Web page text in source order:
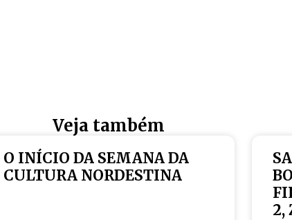
Veja também
O INÍCIO DA SEMANA DA
CULTURA NORDESTINA
2,